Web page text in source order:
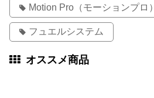
Motion Pro（モーションプロ）
フュエルシステム
オススメ商品